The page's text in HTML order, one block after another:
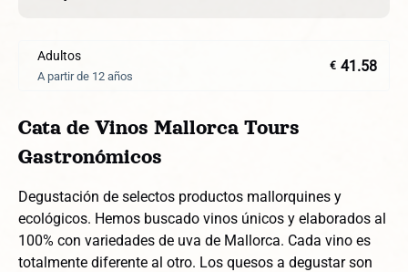
Adultos
A partir de 12 años
€ 41.58
Cata de Vinos Mallorca Tours
Gastronómicos
Degustación de selectos productos mallorquines y
ecológicos. Hemos buscado vinos únicos y elaborados al
100% con variedades de uva de Mallorca. Cada vino es
totalmente diferente al otro. Los quesos a degustar son